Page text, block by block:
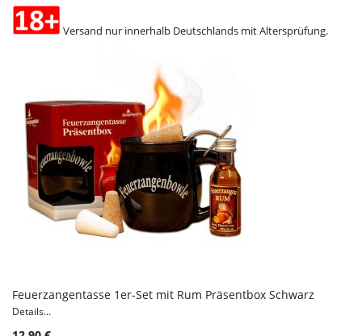
Versand nur innerhalb Deutschlands mit Altersprüfung.
Feuerzangentasse 1er-Set mit Rum Präsentbox Schwarz
Details...